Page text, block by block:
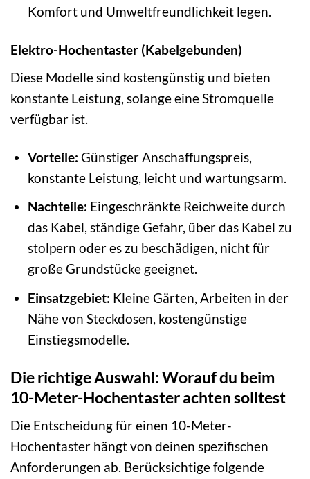
Komfort und Umweltfreundlichkeit legen.
Elektro-Hochentaster (Kabelgebunden)
Diese Modelle sind kostengünstig und bieten
konstante Leistung, solange eine Stromquelle
verfügbar ist.
Vorteile: Günstiger Anschaffungspreis,
konstante Leistung, leicht und wartungsarm.
Nachteile: Eingeschränkte Reichweite durch
das Kabel, ständige Gefahr, über das Kabel zu
stolpern oder es zu beschädigen, nicht für
große Grundstücke geeignet.
Einsatzgebiet: Kleine Gärten, Arbeiten in der
Nähe von Steckdosen, kostengünstige
Einstiegsmodelle.
Die richtige Auswahl: Worauf du beim
10-Meter-Hochentaster achten solltest
Die Entscheidung für einen 10-Meter-
Hochentaster hängt von deinen spezifischen
Anforderungen ab. Berücksichtige folgende